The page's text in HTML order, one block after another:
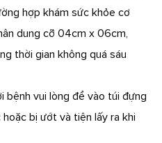
hợp khám sức khỏe cơ
dung cỡ 04cm x 06cm,
thời gian không quá sáu
bệnh vui lòng để vào túi đựng
bị ướt và tiện lấy ra khi